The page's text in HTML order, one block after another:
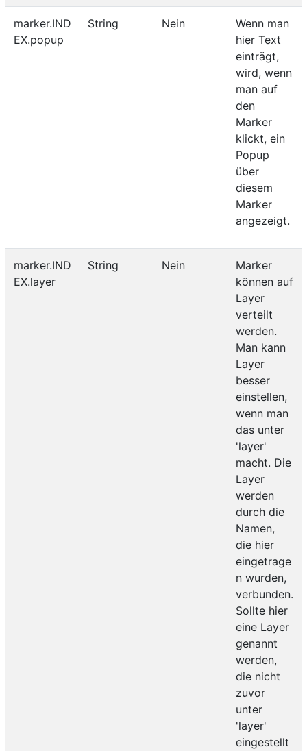
marker.IND
EX.popup
String Nein
Wenn man
hier Text
einträgt,
wird, wenn
man auf
den
Marker
klickt, ein
Popup
über
diesem
Marker
angezeigt.
marker.IND
EX.layer
String Nein
Marker
können auf
Layer
verteilt
werden.
Man kann
Layer
besser
einstellen,
wenn man
das unter
'layer'
macht. Die
Layer
werden
durch die
Namen,
die hier
eingetrage
n wurden,
verbunden.
Sollte hier
eine Layer
genannt
werden,
die nicht
zuvor
unter
'layer'
eingestellt